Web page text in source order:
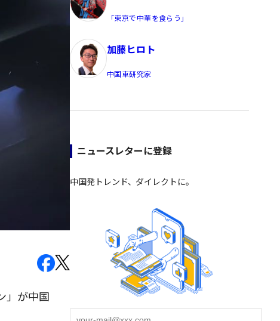
」が中国
「東京で中華を食らう」
加藤ヒロト
中国車研究家
ニュースレターに登録
中国発トレンド、ダイレクトに。